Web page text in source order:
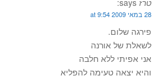
טרז says:
28 במאי 2009 at 9:54
פירגה שלום.
לשאלת של אורנה
אני אפיתי ללא חלבה
והיא יצאה טעימה להפליא